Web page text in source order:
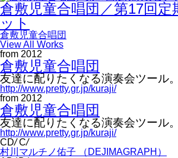
倉敷児童合唱団／第17回定
ット
倉敷児童合唱団
View All Works
from 2012
倉敷児童合唱団
友達に配りたくなる演奏会ツール。
http://www.pretty.gr.jp/kuraji/
from 2012
倉敷児童合唱団
友達に配りたくなる演奏会ツール。
http://www.pretty.gr.jp/kuraji/
CD/C/
村川マルチノ佑子 （DEJIMAGRAPH）